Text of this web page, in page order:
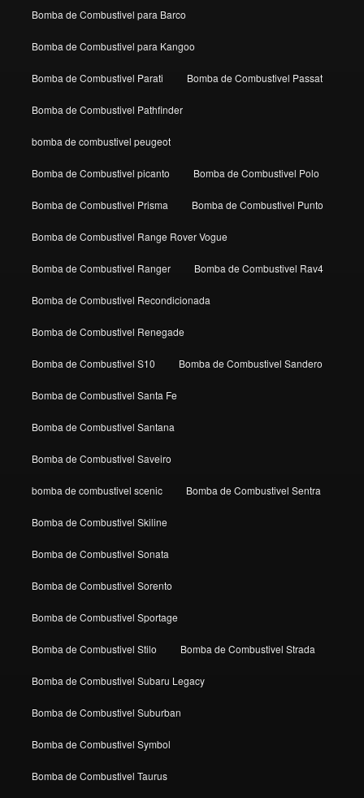
Bomba de Combustivel para Barco
Bomba de Combustivel para Kangoo
Bomba de Combustivel Parati Bomba de Combustivel Passat
Bomba de Combustivel Pathfinder
bomba de combustivel peugeot
Bomba de Combustivel picanto Bomba de Combustivel Polo
Bomba de Combustivel Prisma Bomba de Combustivel Punto
Bomba de Combustivel Range Rover Vogue
Bomba de Combustivel Ranger Bomba de Combustivel Rav4
Bomba de Combustivel Recondicionada
Bomba de Combustivel Renegade
Bomba de Combustivel S10 Bomba de Combustivel Sandero
Bomba de Combustivel Santa Fe
Bomba de Combustivel Santana
Bomba de Combustivel Saveiro
bomba de combustivel scenic Bomba de Combustivel Sentra
Bomba de Combustivel Skiline
Bomba de Combustivel Sonata
Bomba de Combustivel Sorento
Bomba de Combustivel Sportage
Bomba de Combustivel Stilo Bomba de Combustivel Strada
Bomba de Combustivel Subaru Legacy
Bomba de Combustivel Suburban
Bomba de Combustivel Symbol
Bomba de Combustivel Taurus